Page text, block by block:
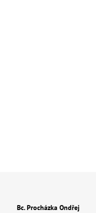
Bc. Procházka Ondřej